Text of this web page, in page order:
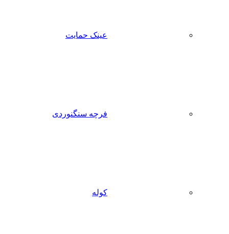
عینک حمایت
فرچه سنگنوردی
کوله